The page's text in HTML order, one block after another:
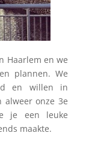
Haarlem en we
plannen. We
en willen in
alweer onze 3e
je een leuke
maakte.